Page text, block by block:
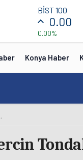
BİST 100
0.00
0.00%
Konya Haber
Yükseldi